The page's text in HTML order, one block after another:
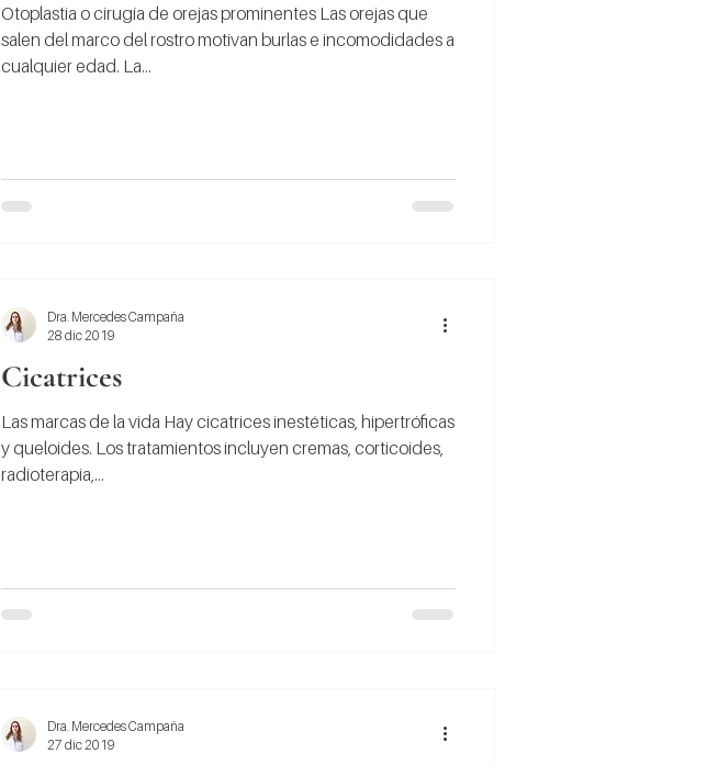
Otoplastia o cirugía de orejas prominentes Las orejas que
salen del marco del rostro motivan burlas e incomodidades a
cualquier edad. La...
Cicatrices
Las marcas de la vida Hay cicatrices inestéticas, hipertróficas
y queloides. Los tratamientos incluyen cremas, corticoides,
radioterapia,...
Dra. Mercedes Campaña
28 dic 2019
Dra. Mercedes Campaña
27 dic 2019